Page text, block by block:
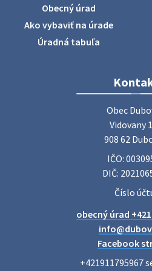
úradu budú od 8.00 hod.
železný odpad …
27. júla 2026 06:31
Zájazd do Veľkého Medera
Základná organizácia Únie žien
srdečne pozýva svoje členky, ich
priateľov na jednodňový zájazd
Poradne komplexnej pomoci
diskrétne komplexné odborné
odborníkov Vám pomôžte nájsť
oblastiach: právo rodina a v…
Obecný úrad
Ako vybaviť na úrade
Úradná tabuľa
Obec
Vidovany
908 62
IČO:
DIČ:
Číslo
obecný úrad
Facebook
+421911795967